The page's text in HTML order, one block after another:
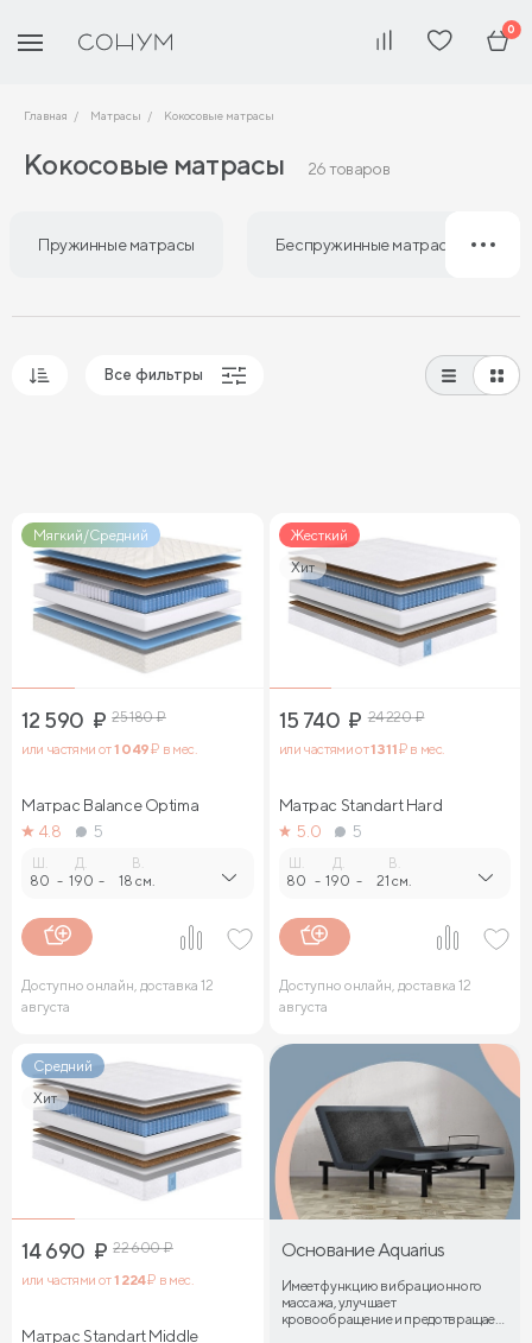
0
Главная Матрасы Кокосовые матрасы
Кокосовые матрасы 26 товаров
Пружинные матрасы Беспружинные матрасы
Все фильтры
Мягкий/Средний
12 590 ₽ 25 180₽
или частями от1 049₽ в мес.
Матрас Balance Optima
4.8
5
Ш.
80 -
Д.
190 -
В.
18 см.
Доступно онлайн, доставка 12
августа
Жесткий
Хит
15 740 ₽ 24 220₽
или частями от1 311₽ в мес.
Матрас Standart Hard
5.0
5
Ш.
80 -
Д.
190 -
В.
21 см.
Доступно онлайн, доставка 12
августа
Средний
Хит
14 690 ₽ 22 600₽
или частями от1 224₽ в мес.
Матрас Standart Middle
Основание Aquarius
Имеет функцию вибрационного
массажа, улучшает
кровообращение и предотвращает